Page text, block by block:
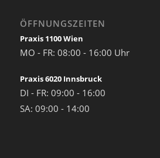
ÖFFNUNGSZEITEN
Praxis 1100 Wien
MO - FR: 08:00 - 16:00 Uhr
Praxis 6020 Innsbruck
DI - FR: 09:00 - 16:00
SA: 09:00 - 14:00